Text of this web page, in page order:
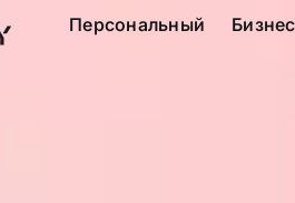
Персональный Бизнес